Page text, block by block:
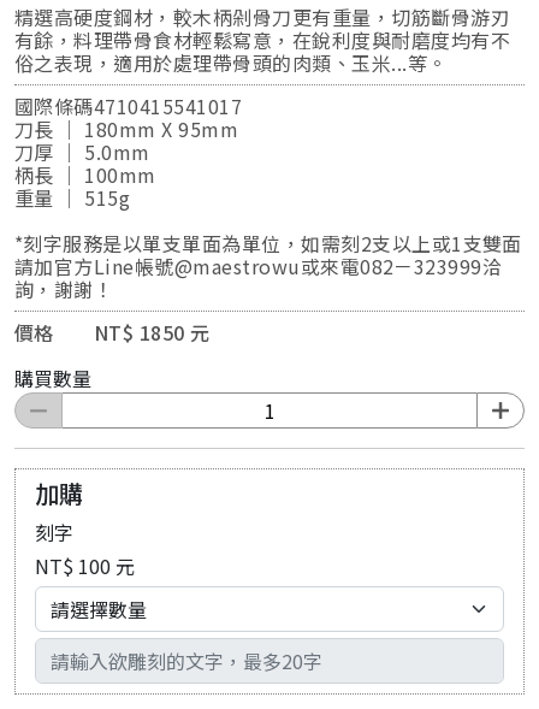
精選高硬度鋼材，較木柄剁骨刀更有重量，切筋斷骨游刃
有餘，料理帶骨食材輕鬆寫意，在銳利度與耐磨度均有不
俗之表現，適用於處理帶骨頭的肉類、玉米...等。
國際條碼4710415541017
刀長 ｜ 180mm X 95mm
刀厚 ｜ 5.0mm
柄長 ｜ 100mm
重量 ｜ 515g
*刻字服務是以單支單面為單位，如需刻2支以上或1支雙面
請加官方Line帳號@maestrowu或來電082－323999洽
詢，謝謝！
價格 NT$ 1850 元
購買數量
加購
刻字
NT$ 100 元
輸入文字